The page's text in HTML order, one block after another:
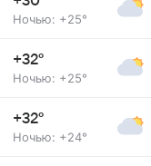
Ночью: +25°
+32°
Ночью: +25°
+32°
Ночью: +24°